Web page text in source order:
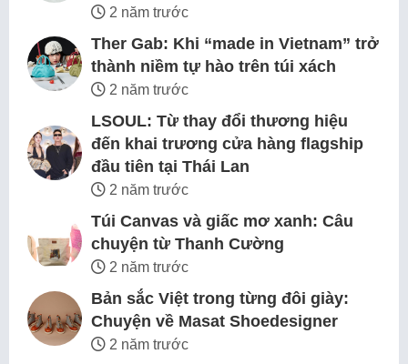
2 năm trước
Ther Gab: Khi “made in Vietnam” trở
thành niềm tự hào trên túi xách
2 năm trước
LSOUL: Từ thay đổi thương hiệu
đến khai trương cửa hàng flagship
đầu tiên tại Thái Lan
2 năm trước
Túi Canvas và giấc mơ xanh: Câu
chuyện từ Thanh Cường
2 năm trước
Bản sắc Việt trong từng đôi giày:
Chuyện về Masat Shoedesigner
2 năm trước